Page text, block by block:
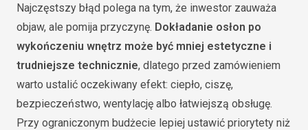
Najczęstszy błąd polega na tym, że inwestor zauważa
objaw, ale pomija przyczynę. Dokładanie osłon po
wykończeniu wnętrz może być mniej estetyczne i
trudniejsze technicznie, dlatego przed zamówieniem
warto ustalić oczekiwany efekt: ciepło, ciszę,
bezpieczeństwo, wentylację albo łatwiejszą obsługę.
Przy ograniczonym budżecie lepiej ustawić priorytety niż